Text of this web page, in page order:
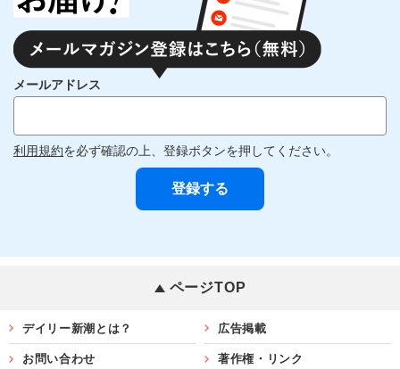
メールアドレス
利用規約を必ず確認の上、登録ボタンを押してください。
ページTOP
デイリー新潮とは？ 広告掲載
お問い合わせ 著作権・リンク